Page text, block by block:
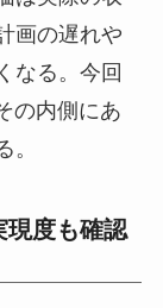
画の遅れや
なる。今回
の内側にあ
。
現度も確認